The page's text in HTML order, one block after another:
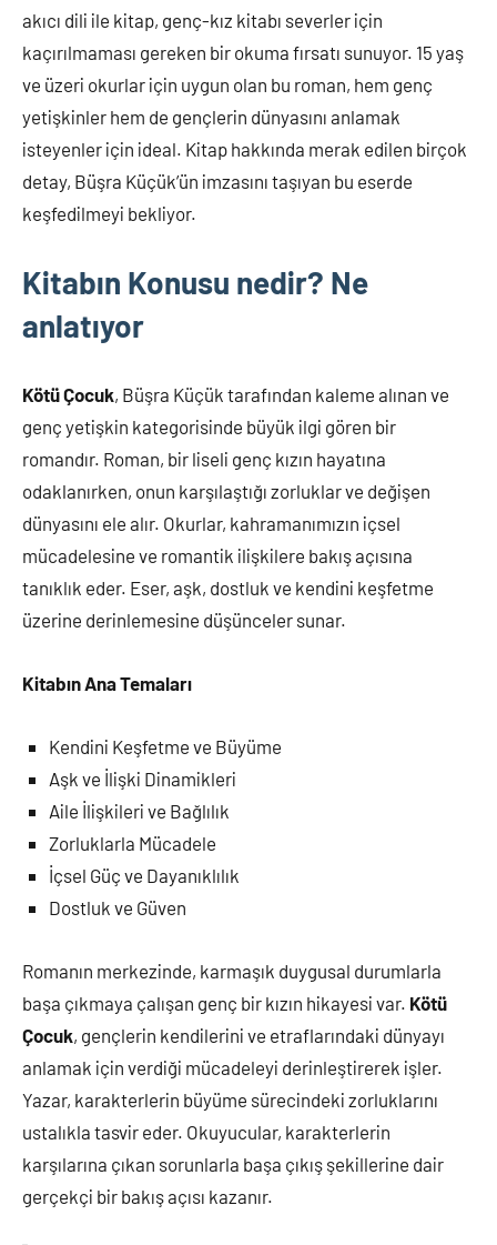
akıcı dili ile kitap, genç-kız kitabı severler için
kaçırılmaması gereken bir okuma fırsatı sunuyor. 15 yaş
ve üzeri okurlar için uygun olan bu roman, hem genç
yetişkinler hem de gençlerin dünyasını anlamak
isteyenler için ideal. Kitap hakkında merak edilen birçok
detay, Büşra Küçük’ün imzasını taşıyan bu eserde
keşfedilmeyi bekliyor.
Kitabın Konusu nedir? Ne
anlatıyor
Kötü Çocuk, Büşra Küçük tarafından kaleme alınan ve
genç yetişkin kategorisinde büyük ilgi gören bir
romandır. Roman, bir liseli genç kızın hayatına
odaklanırken, onun karşılaştığı zorluklar ve değişen
dünyasını ele alır. Okurlar, kahramanımızın içsel
mücadelesine ve romantik ilişkilere bakış açısına
tanıklık eder. Eser, aşk, dostluk ve kendini keşfetme
üzerine derinlemesine düşünceler sunar.
Kitabın Ana Temaları
Kendini Keşfetme ve Büyüme
Aşk ve İlişki Dinamikleri
Aile İlişkileri ve Bağlılık
Zorluklarla Mücadele
İçsel Güç ve Dayanıklılık
Dostluk ve Güven
Romanın merkezinde, karmaşık duygusal durumlarla
başa çıkmaya çalışan genç bir kızın hikayesi var. Kötü
Çocuk, gençlerin kendilerini ve etraflarındaki dünyayı
anlamak için verdiği mücadeleyi derinleştirerek işler.
Yazar, karakterlerin büyüme sürecindeki zorluklarını
ustalıkla tasvir eder. Okuyucular, karakterlerin
karşılarına çıkan sorunlarla başa çıkış şekillerine dair
gerçekçi bir bakış açısı kazanır.